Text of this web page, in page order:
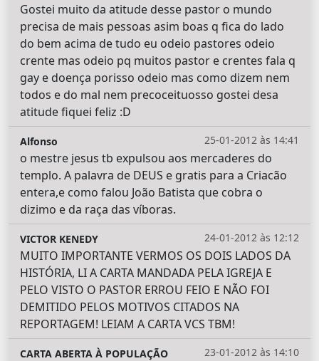
Gostei muito da atitude desse pastor o mundo
precisa de mais pessoas asim boas q fica do lado
do bem acima de tudo eu odeio pastores odeio
crente mas odeio pq muitos pastor e crentes fala q
gay e doença porisso odeio mas como dizem nem
todos e do mal nem precoceituosso gostei desa
atitude fiquei feliz :D
25-01-2012 às 14:41
Alfonso
o mestre jesus tb expulsou aos mercaderes do
templo. A palavra de DEUS e gratis para a Criacão
entera,e como falou João Batista que cobra o
dizimo e da raça das víboras.
24-01-2012 às 12:12
VICTOR KENEDY
MUITO IMPORTANTE VERMOS OS DOIS LADOS DA
HISTÓRIA, LI A CARTA MANDADA PELA IGREJA E
PELO VISTO O PASTOR ERROU FEIO E NÃO FOI
DEMITIDO PELOS MOTIVOS CITADOS NA
REPORTAGEM! LEIAM A CARTA VCS TBM!
23-01-2012 às 14:10
CARTA ABERTA À POPULAÇÃO